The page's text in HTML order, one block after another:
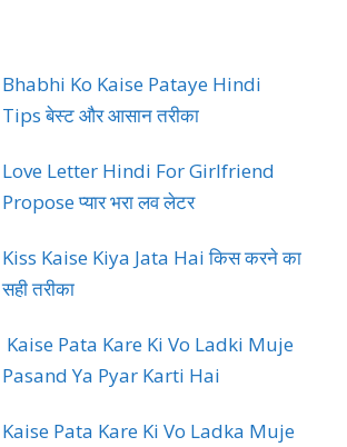
Bhabhi Ko Kaise Pataye Hindi
Tips बेस्ट और आसान तरीका
Love Letter Hindi For Girlfriend
Propose प्यार भरा लव लेटर
Kiss Kaise Kiya Jata Hai किस करने का
सही तरीका
Kaise Pata Kare Ki Vo Ladki Muje
Pasand Ya Pyar Karti Hai
Kaise Pata Kare Ki Vo Ladka Muje